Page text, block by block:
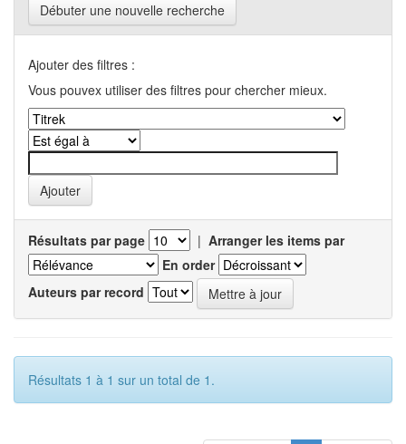
Débuter une nouvelle recherche
Ajouter des filtres :
Vous pouvex utiliser des filtres pour chercher mieux.
Résultats par page | Arranger les items par
En order
Auteurs par record
Résultats 1 à 1 sur un total de 1.